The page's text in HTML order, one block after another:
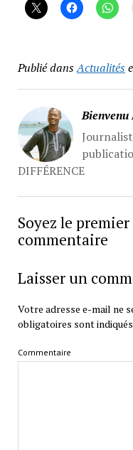
Publié dansActualités
Bienvenu
DIFFÉRENCE
Soyez le
commentaire
Laisser un
Votre adresse e-mail ne
obligatoires sont
Commentaire